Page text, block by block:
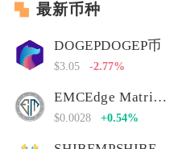
最新币种
DOGEPDOGEP币
$3.05 -2.77%
EMCEdge Matrix Chain
$0.0028 +0.54%